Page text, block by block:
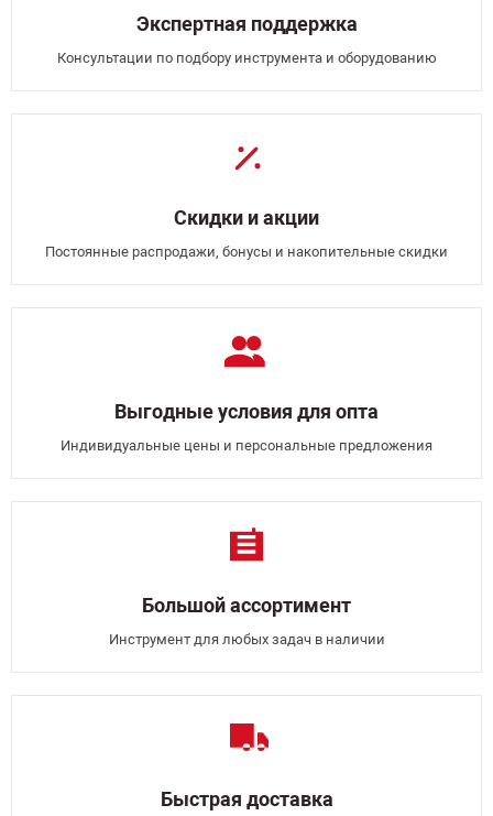
Экспертная поддержка
Консультации по подбору инструмента и оборудованию
Скидки и акции
Постоянные распродажи, бонусы и накопительные скидки
Выгодные условия для опта
Индивидуальные цены и персональные предложения
Большой ассортимент
Инструмент для любых задач в наличии
Быстрая доставка